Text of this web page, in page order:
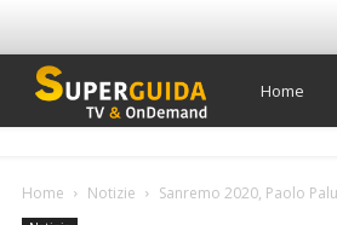
Super
Home
Home Notizie Sanremo 2020, Paolo